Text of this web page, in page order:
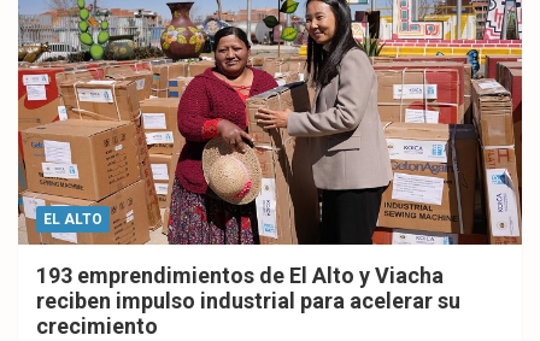
EL ALTO
193 emprendimientos de El Alto y Viacha
reciben impulso industrial para acelerar su
crecimiento